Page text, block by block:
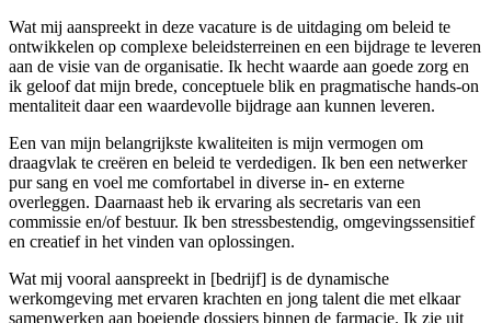
Wat mij aanspreekt in deze vacature is de uitdaging om beleid te
ontwikkelen op complexe beleidsterreinen en een bijdrage te leveren
aan de visie van de organisatie. Ik hecht waarde aan goede zorg en
ik geloof dat mijn brede, conceptuele blik en pragmatische hands-on
mentaliteit daar een waardevolle bijdrage aan kunnen leveren.
Een van mijn belangrijkste kwaliteiten is mijn vermogen om
draagvlak te creëren en beleid te verdedigen. Ik ben een netwerker
pur sang en voel me comfortabel in diverse in- en externe
overleggen. Daarnaast heb ik ervaring als secretaris van een
commissie en/of bestuur. Ik ben stressbestendig, omgevingssensitief
en creatief in het vinden van oplossingen.
Wat mij vooral aanspreekt in [bedrijf] is de dynamische
werkomgeving met ervaren krachten en jong talent die met elkaar
samenwerken aan boeiende dossiers binnen de farmacie. Ik zie uit